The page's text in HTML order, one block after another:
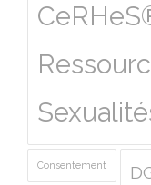
Consentement